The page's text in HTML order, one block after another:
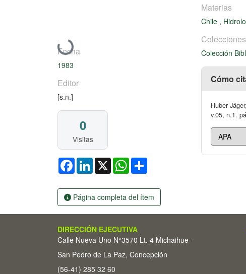
Cargando...
Fecha
1983
Editor
[s.n.]
0
Visitas
FacebookLinkedIn
X WhatsApp
Página completa del ítem
Materias
Chile ,
Colecciones
Colección
Cómo
Huber
v.05, n.1.
DIRECCIÓN EJECUTIVA
Calle Nueva Uno N°3570 Lt. 4 Michaihue -
San Pedro de La Paz, Concepción
(56-41) 285 32 60